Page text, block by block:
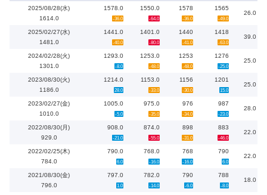
2025/08/28(水)
1614.0
1578.0
-36.0
1550.0
-64.0
1578
-36.0
1565
-49.0
26.0
2025/02/27(水)
1481.0
1441.0
-40.0
1401.0
-80.0
1440
-41.0
1418
-63.0
39.0
2024/02/28(火)
1301.0
1293.0
-8.0
1253.0
-48.0
1253
-48.0
1276
-25.0
25.0
2023/08/30(火)
1186.0
1214.0
28.0
1153.0
-33.0
1156
-30.0
1201
15.0
25.0
2023/02/27(金)
1010.0
1005.0
-5.0
975.0
-35.0
976
-34.0
987
-23.0
28.0
2022/08/30(月)
929.0
908.0
-21.0
874.0
-55.0
898
-31.0
883
-46.0
22.0
2022/02/25(木)
784.0
790.0
6.0
768.0
-16.0
768
-16.0
790
6.0
22.0
2021/08/30(金)
796.0
797.0
1.0
782.0
-14.0
790
-6.0
788
-8.0
18.0